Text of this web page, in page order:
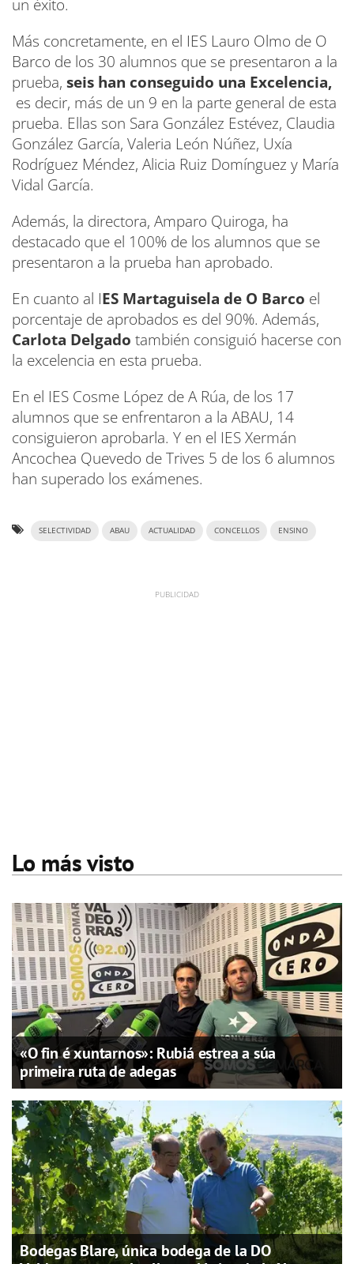
un éxito.
Más concretamente, en el IES Lauro Olmo de O
Barco de los 30 alumnos que se presentaron a la
prueba, seis han conseguido una Excelencia,
es decir, más de un 9 en la parte general de esta
prueba. Ellas son Sara González Estévez, Claudia
González García, Valeria León Núñez, Uxía
Rodríguez Méndez, Alicia Ruiz Domínguez y María
Vidal García.
Además, la directora, Amparo Quiroga, ha
destacado que el 100% de los alumnos que se
presentaron a la prueba han aprobado.
En cuanto al IES Martaguisela de O Barco el
porcentaje de aprobados es del 90%. Además,
Carlota Delgado también consiguió hacerse con
la excelencia en esta prueba.
En el IES Cosme López de A Rúa, de los 17
alumnos que se enfrentaron a la ABAU, 14
consiguieron aprobarla. Y en el IES Xermán
Ancochea Quevedo de Trives 5 de los 6 alumnos
han superado los exámenes.
SELECTIVIDAD ABAU ACTUALIDAD CONCELLOS ENSINO
Lo más visto
«O fin é xuntarnos»: Rubiá estrea a súa
primeira ruta de adegas
Bodegas Blare, única bodega de la DO